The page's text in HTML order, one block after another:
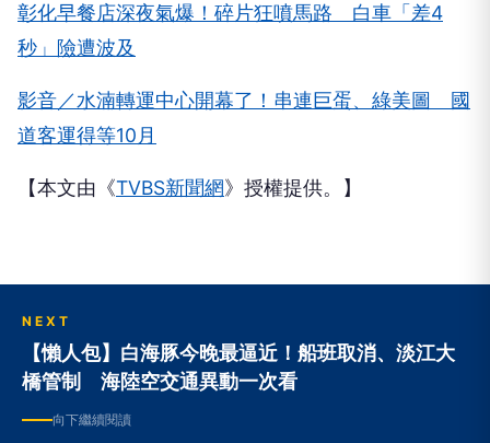
彰化早餐店深夜氣爆！碎片狂噴馬路 白車「差4
秒」險遭波及
影音／水湳轉運中心開幕了！串連巨蛋、綠美圖 國
道客運得等10月
【本文由《TVBS新聞網》授權提供。】
NEXT
【懶人包】白海豚今晚最逼近！船班取消、淡江大
橋管制 海陸空交通異動一次看
向下繼續閱讀